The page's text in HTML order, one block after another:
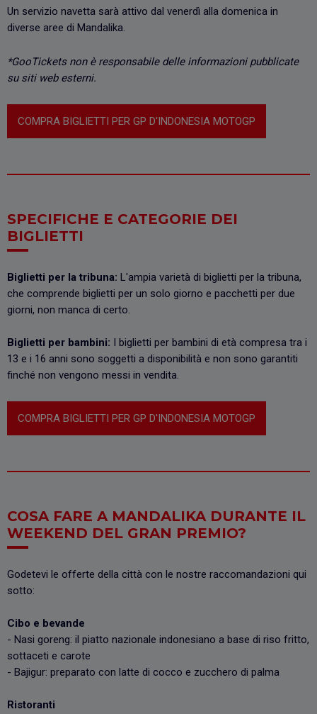
Un servizio navetta sarà attivo dal venerdì alla domenica in
diverse aree di Mandalika.
*GooTickets non è responsabile delle informazioni pubblicate
su siti web esterni.
COMPRA BIGLIETTI PER GP D'INDONESIA MOTOGP
SPECIFICHE E CATEGORIE DEI
BIGLIETTI
Biglietti per la tribuna: L'ampia varietà di biglietti per la tribuna,
che comprende biglietti per un solo giorno e pacchetti per due
giorni, non manca di certo.
Biglietti per bambini: I biglietti per bambini di età compresa tra i
13 e i 16 anni sono soggetti a disponibilità e non sono garantiti
finché non vengono messi in vendita.
COMPRA BIGLIETTI PER GP D'INDONESIA MOTOGP
COSA FARE A MANDALIKA DURANTE IL
WEEKEND DEL GRAN PREMIO?
Godetevi le offerte della città con le nostre raccomandazioni qui
sotto:
Cibo e bevande
- Nasi goreng: il piatto nazionale indonesiano a base di riso fritto,
sottaceti e carote
- Bajigur: preparato con latte di cocco e zucchero di palma
Ristoranti